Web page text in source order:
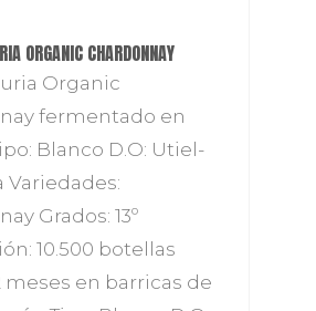
ORGANIC CHARDONNAY
Organic
fermentado en
Blanco D.O: Utiel-
Variedades:
Grados: 13º
10.500 botellas
meses en barricas de